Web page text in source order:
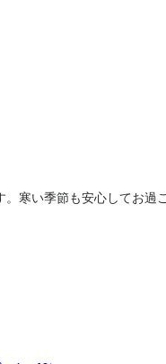
寒い季節も安心してお過